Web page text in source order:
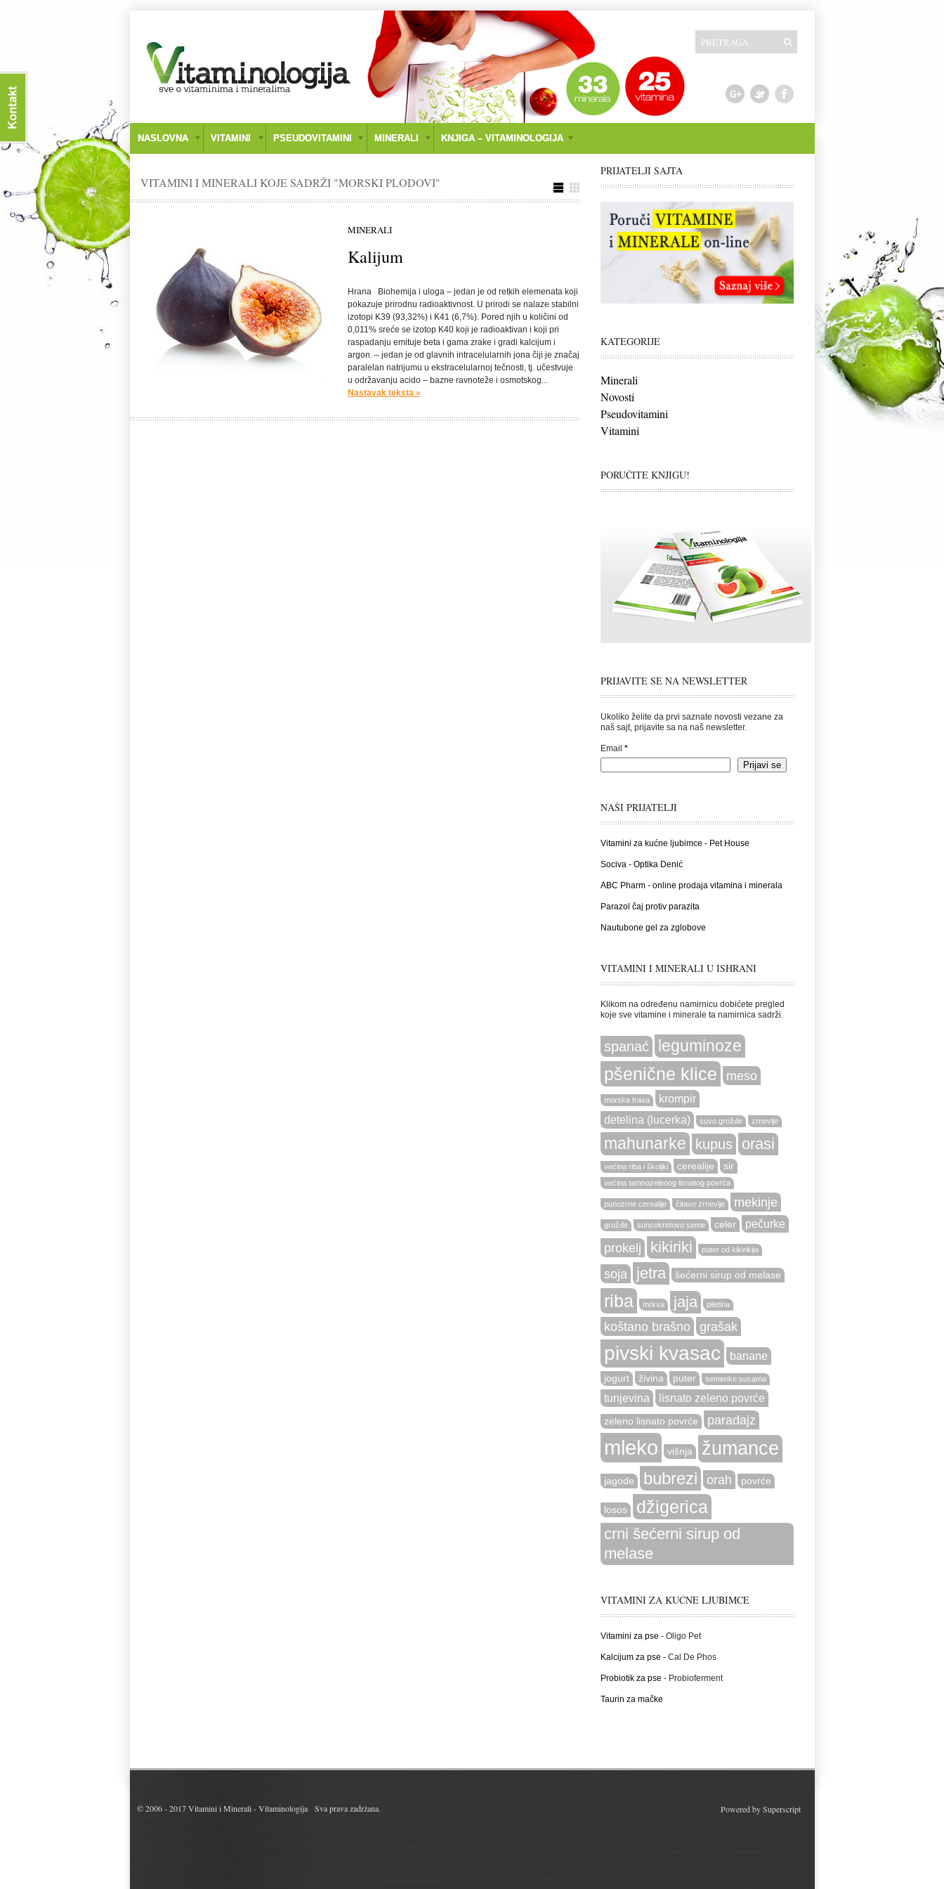
NASLOVNA VITAMINI PSEUDOVITAMINI MINERALI KNJIGA – VITAMINOLOGIJA
VITAMINI I MINERALI KOJE SADRŽI "MORSKI PLODOVI"
MINERALI
Kalijum
Hrana Biohemija i uloga – jedan je od retkih elemenata koji
pokazuje prirodnu radioaktivnost. U prirodi se nalaze stabilni
izotopi K39 (93,32%) i K41 (6,7%). Pored njih u količini od
0,011% sreće se izotop K40 koji je radioaktivan i koji pri
raspadanju emituje beta i gama zrake i gradi kalcijum i
argon. – jedan je od glavnih intracelularnih jona čiji je značaj
paralelan natrijumu u ekstracelularnoj tečnosti, tj. učestvuje
u održavanju acido – bazne ravnoteže i osmotskog...
Nastavak teksta »
PRIJATELJI SAJTA
KATEGORIJE
Minerali
Novosti
Pseudovitamini
Vitamini
PORUČITE KNJIGU!
PRIJAVITE SE NA NEWSLETTER
Ukoliko želite da prvi saznate novosti vezane za
naš sajt, prijavite sa na naš newsletter.
Email *
NAŠI PRIJATELJI
Vitamini za kućne ljubimce - Pet House
Sociva - Optika Denić
ABC Pharm - online prodaja vitamina i minerala
Parazol čaj protiv parazita
Nautubone gel za zglobove
VITAMINI I MINERALI U ISHRANI
Klikom na određenu namirnicu dobićete pregled
koje sve vitamine i minerale ta namirnica sadrži.
spanać leguminoze
pšenične klice meso
morska trava
krompir
detelina (lucerka)
suvo grožđe zrnevlje
mahunarke kupus orasi
većina riba i školjki cerealije sir
većina tamnozelenog lisnatog povrća
punozrne cerealije čitavo zrnevlje mekinje
grožđe suncokretovo seme celer pečurke
prokelj kikiriki puter od kikirikija
soja jetra šećerni sirup od melase
riba mrkva jaja piletina
koštano brašno grašak
pivski kvasac banane
jogurt živina puter semenke susama
tunjevina lisnato zeleno povrće
zeleno lisnato povrće paradajz
mleko višnja žumance
jagode bubrezi orah povrće
losos džigerica
crni šećerni sirup od
melase
VITAMINI ZA KUĆNE LJUBIMCE
Vitamini za pse - Oligo Pet
Kalcijum za pse - Cal De Phos
Probiotik za pse - Probioferment
Taurin za mačke
© 2006 - 2017Vitamini i Minerali - Vitaminologija Sva prava zadržana. Powered bySuperscript